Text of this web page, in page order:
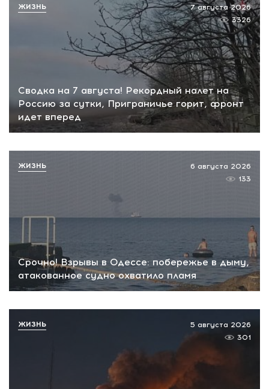
Сводка на 7 августа! Рекордный налет на
Россию за сутки, Приграничье горит, фронт
идет вперед
7 августа 2026
3326
ЖИЗНЬ
Срочно! Взрывы в Одессе: побережье в дыму,
атакованное судно охватило пламя
6 августа 2026
133
ЖИЗНЬ
5 августа 2026
301
ЖИЗНЬ